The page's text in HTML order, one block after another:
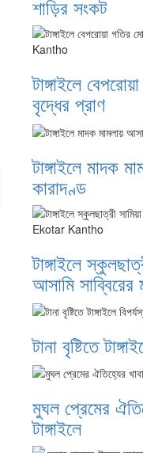
শাড়ির সংকট
টাঙ্গাইলে
বৃদ্ধের প্রাণ
টাঙ্গাইলে মাদক
কারাদণ্ড
টাঙ্গাইলে
আসামি
টানা বৃষ্টিতে
মুঘল প্রেমের
টাঙ্গাইলে